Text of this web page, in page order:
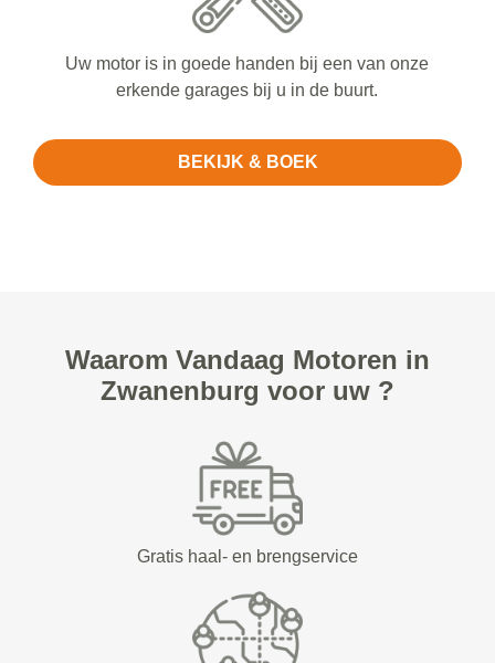
Uw motor is in goede handen bij een van onze
erkende garages bij u in de buurt.
BEKIJK & BOEK
Waarom Vandaag Motoren in
Zwanenburg voor uw ?
Gratis haal- en brengservice